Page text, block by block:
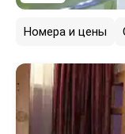
Номера и цены